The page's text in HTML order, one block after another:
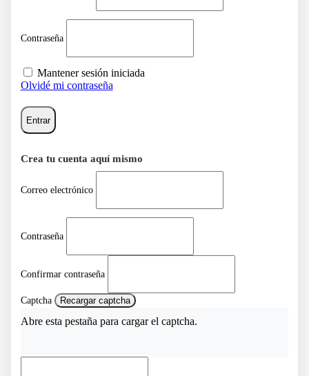
Contraseña
Mantener sesión iniciada
Olvidé mi contraseña
Entrar
Crea tu cuenta aquí mismo
Correo electrónico
Contraseña
Confirmar contraseña
Captcha Recargar captcha
Abre esta pestaña para cargar el captcha.